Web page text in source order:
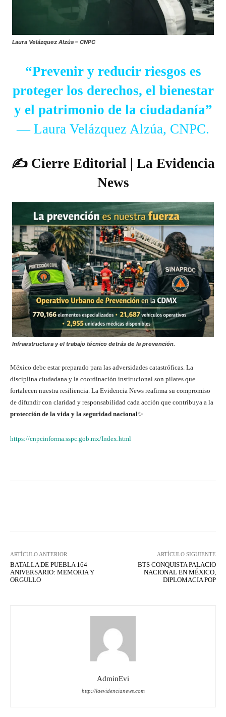
Laura Velázquez Alzúa – CNPC
“Prevenir y reducir riesgos es
proteger los derechos, el bienestar
y el patrimonio de la ciudadanía”
— Laura Velázquez Alzúa, CNPC.
✍️ Cierre Editorial | La Evidencia
News
Infraestructura y el trabajo técnico detrás de la prevención.
México debe estar preparado para las adversidades catastróficas. La
disciplina ciudadana y la coordinación institucional son pilares que
fortalecen nuestra resiliencia. La Evidencia News reafirma su compromiso
de difundir con claridad y responsabilidad cada acción que contribuya a la
protección de la vida y la seguridad nacional✨
https://cnpcinforma.sspc.gob.mx/Index.html
ARTÍCULO ANTERIOR
BATALLA DE PUEBLA 164
ANIVERSARIO: MEMORIA Y
ORGULLO
ARTÍCULO SIGUIENTE
BTS CONQUISTA PALACIO
NACIONAL EN MÉXICO,
DIPLOMACIA POP
AdminEvi
http://laevidencianews.com